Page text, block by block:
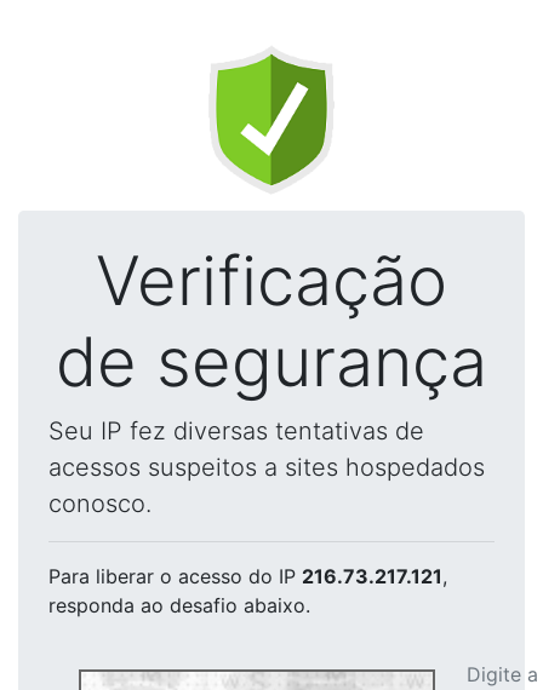
Verificação
de segurança
Seu IP fez diversas tentativas de
acessos suspeitos a sites hospedados
conosco.
Para liberar o acesso do IP 216.73.217.121,
responda ao desafio abaixo.
Digite